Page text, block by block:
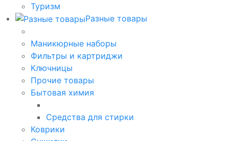
Туризм
Разные товары
Маникюрные наборы
Фильтры и картриджи
Ключницы
Прочие товары
Бытовая химия
Средства для стирки
Коврики